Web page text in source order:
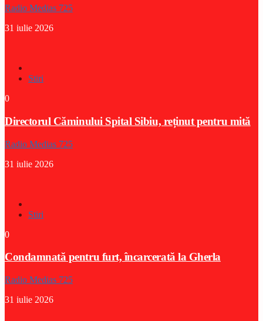
Radio Medias 725
31 iulie 2026
Stiri
0
Directorul Căminului Spital Sibiu, reținut pentru mită
Radio Medias 725
31 iulie 2026
Stiri
0
Condamnată pentru furt, încarcerată la Gherla
Radio Medias 725
31 iulie 2026